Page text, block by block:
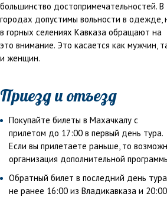
большинство достопримечательностей. В
городах допустимы вольности в одежде,
в горных селениях Кавказа обращают на
это внимание. Это касается как мужчин,
и женщин.
Приезд и отъезд
Покупайте билеты в Махачкалу с
прилетом до 17:00 в первый день тура.
Если вы прилетаете раньше, то
организация дополнительной
Обратный билет в последний день тура
не ранее 16:00 из Владикавказа и 20:00